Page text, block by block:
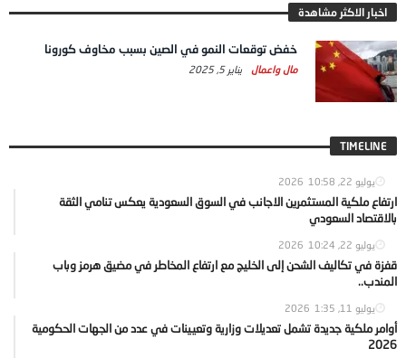
اخبار الاكثر مشاهدة
خفض توقعات النمو في الصين بسبب مخاوف كورونا
مال واعمال يناير 5, 2025
TIMELINE
يوليو 22, 2026 10:58
ارتفاع ملكية المستثمرين الاجانب في السوق السعودية يعكس تنامي الثقة
بالاقتصاد السعودي
يوليو 22, 2026 10:24
قفزة في تكاليف الشحن إلى الخليج مع ارتفاع المخاطر في مضيق هرمز وباب
المندب..
يوليو 11, 2026 1:35
أوامر ملكية جديدة تشمل تعديلات وزارية وتعيينات في عدد من الجهات الحكومية
2026